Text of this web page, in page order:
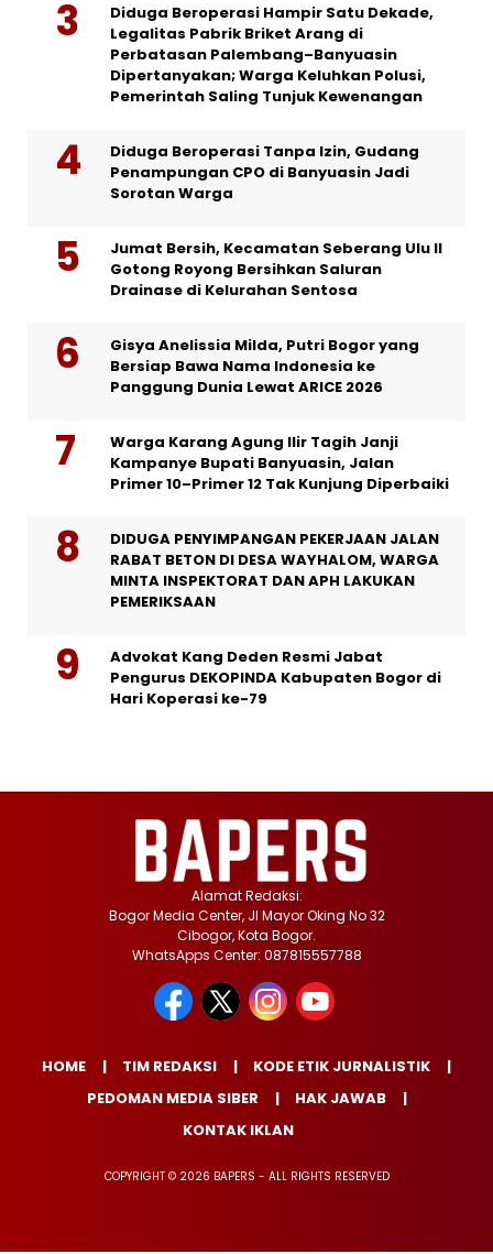
Diduga Beroperasi Hampir Satu Dekade,
Legalitas Pabrik Briket Arang di
Perbatasan Palembang–Banyuasin
Dipertanyakan; Warga Keluhkan Polusi,
Pemerintah Saling Tunjuk Kewenangan
Diduga Beroperasi Tanpa Izin, Gudang
Penampungan CPO di Banyuasin Jadi
Sorotan Warga
Jumat Bersih, Kecamatan Seberang Ulu II
Gotong Royong Bersihkan Saluran
Drainase di Kelurahan Sentosa
Gisya Anelissia Milda, Putri Bogor yang
Bersiap Bawa Nama Indonesia ke
Panggung Dunia Lewat ARICE 2026
Warga Karang Agung Ilir Tagih Janji
Kampanye Bupati Banyuasin, Jalan
Primer 10–Primer 12 Tak Kunjung Diperbaiki
DIDUGA PENYIMPANGAN PEKERJAAN JALAN
RABAT BETON DI DESA WAYHALOM, WARGA
MINTA INSPEKTORAT DAN APH LAKUKAN
PEMERIKSAAN
Advokat Kang Deden Resmi Jabat
Pengurus DEKOPINDA Kabupaten Bogor di
Hari Koperasi ke-79
Alamat Redaksi:
Bogor Media Center, Jl Mayor Oking No 32
Cibogor, Kota Bogor.
WhatsApps Center: 087815557788
HOME TIM REDAKSI
KODE ETIK JURNALISTIK
PEDOMAN MEDIA SIBER
HAK JAWAB
KONTAK IKLAN
COPYRIGHT © 2026 BAPERS - ALL RIGHTS RESERVED